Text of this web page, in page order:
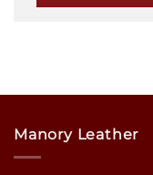
Manory Leather